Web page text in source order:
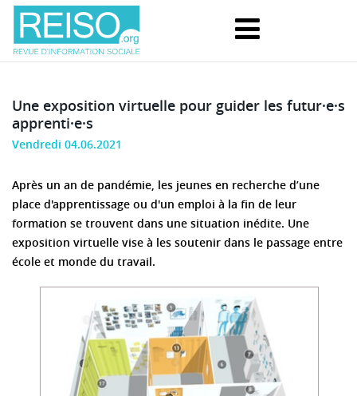
Une exposition virtuelle pour guider les futur·e·s
apprenti·e·s
Vendredi 04.06.2021
Après un an de pandémie, les jeunes en recherche d’une
place d'apprentissage ou d'un emploi à la fin de leur
formation se trouvent dans une situation inédite. Une
exposition virtuelle vise à les soutenir dans le passage entre
école et monde du travail.